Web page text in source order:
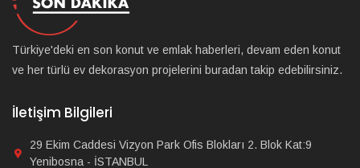
Türkiye'deki en son konut ve emlak haberleri, devam eden konut
ve her türlü ev dekorasyon projelerini buradan takip edebilirsiniz.
İletişim Bilgileri
29 Ekim Caddesi Vizyon Park Ofis Blokları 2. Blok Kat:9
Yenibosna - İSTANBUL